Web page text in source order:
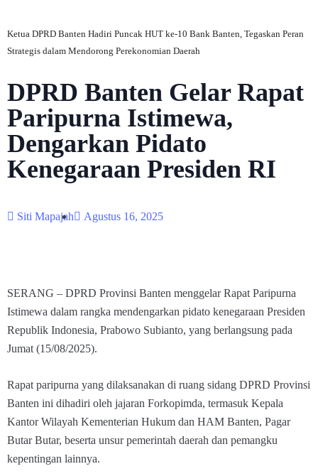
Ketua DPRD Banten Hadiri Puncak HUT ke-10 Bank Banten, Tegaskan Peran
Strategis dalam Mendorong Perekonomian Daerah
DPRD Banten Gelar Rapat
Paripurna Istimewa,
Dengarkan Pidato
Kenegaraan Presiden RI
Siti Mapajah Agustus 16, 2025
SERANG – DPRD Provinsi Banten menggelar Rapat Paripurna
Istimewa dalam rangka mendengarkan pidato kenegaraan Presiden
Republik Indonesia, Prabowo Subianto, yang berlangsung pada
Jumat (15/08/2025).
Rapat paripurna yang dilaksanakan di ruang sidang DPRD Provinsi
Banten ini dihadiri oleh jajaran Forkopimda, termasuk Kepala
Kantor Wilayah Kementerian Hukum dan HAM Banten, Pagar
Butar Butar, beserta unsur pemerintah daerah dan pemangku
kepentingan lainnya.